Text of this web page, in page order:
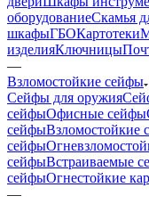
оборудованиеСкамья
шкафыГБОКартотеки
изделияКлючницы
—
Взломостойкие сейфы
Сейфы для оружия
сейфыОфисные сейфы
сейфыВзломостойкие
сейфы
сейфыВстраиваемые
сейфыОгнестойкие
—